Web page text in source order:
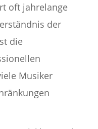
oft jahrelange
der
die
Musiker